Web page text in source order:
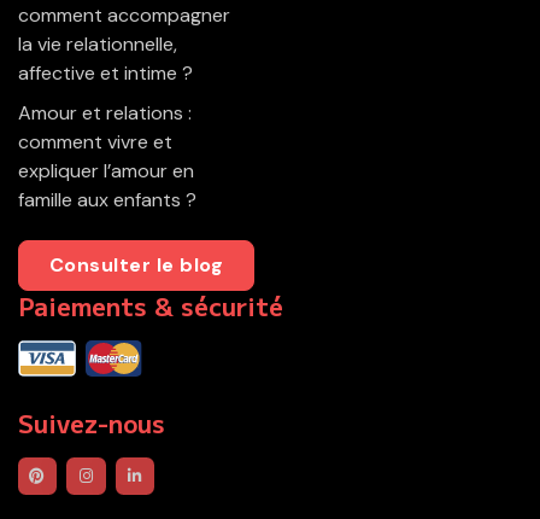
comment accompagner
la vie relationnelle,
affective et intime ?
Amour et relations :
comment vivre et
expliquer l’amour en
famille aux enfants ?
Consulter le blog
Paiements & sécurité
Suivez-nous